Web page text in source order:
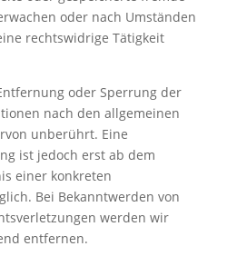
oder nach Umständen
rechtswidrige Tätigkeit
oder Sperrung der
nach den allgemeinen
unberührt. Eine
ist jedoch erst ab dem
einer konkreten
Bei Bekanntwerden von
werden wir
entfernen.